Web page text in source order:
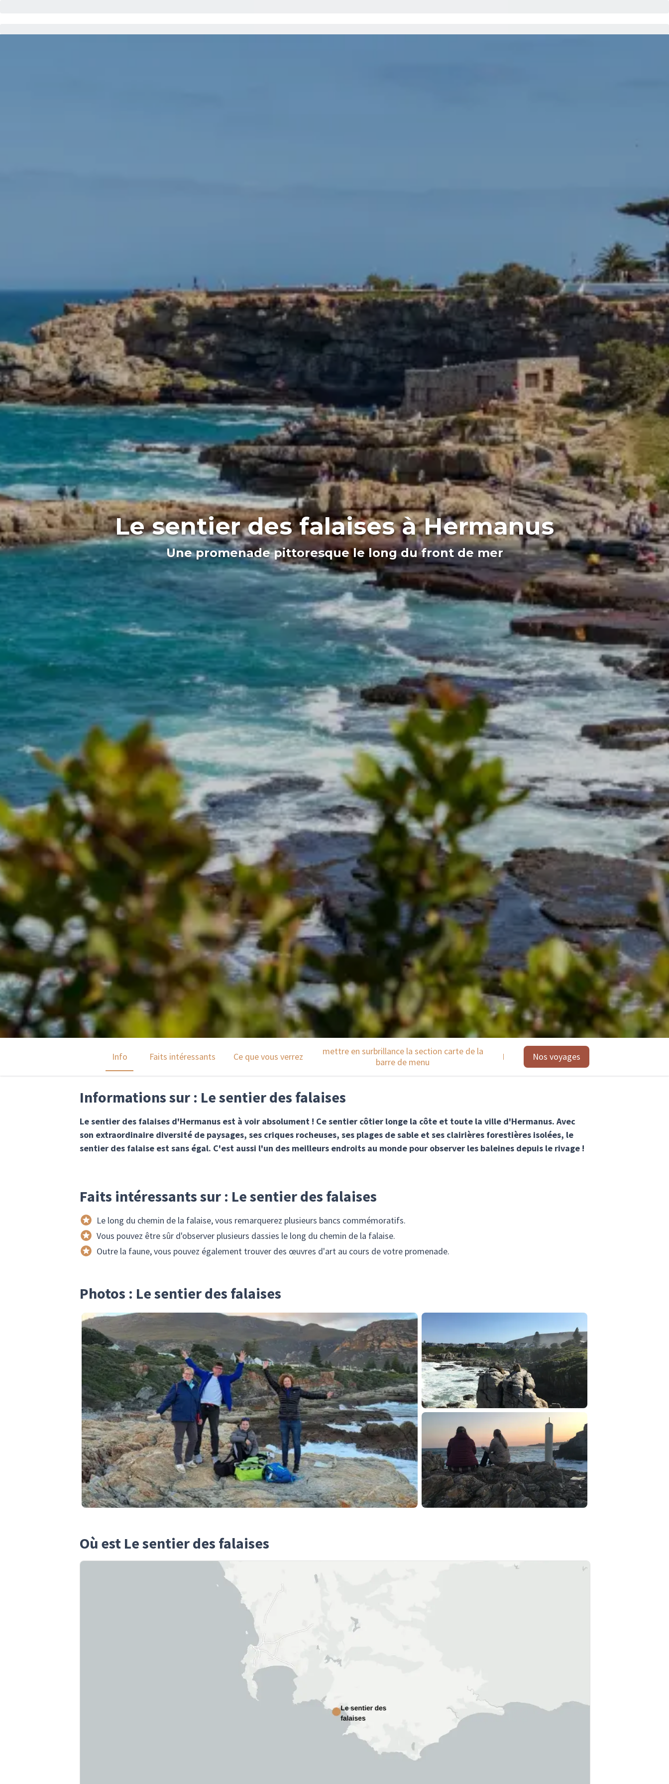
Le sentier des falaises à Hermanus
Une promenade pittoresque le long du front de mer
Info Faits intéressants Ce que vous verrez
mettre en surbrillance la section carte de la
barre de menu
Les points forts du voyage
Nos voyages
Informations sur : Le sentier des falaises
Le sentier des falaises d'Hermanus est à voir absolument ! Ce sentier côtier longe la côte et toute la ville d'Hermanus. Avec
son extraordinaire diversité de paysages, ses criques rocheuses, ses plages de sable et ses clairières forestières isolées, le
sentier des falaise est sans égal. C'est aussi l'un des meilleurs endroits au monde pour observer les baleines depuis le rivage !
Faits intéressants sur : Le sentier des falaises
Le long du chemin de la falaise, vous remarquerez plusieurs bancs commémoratifs.
Vous pouvez être sûr d'observer plusieurs dassies le long du chemin de la falaise.
Outre la faune, vous pouvez également trouver des œuvres d'art au cours de votre promenade.
Photos : Le sentier des falaises
Où est Le sentier des falaises